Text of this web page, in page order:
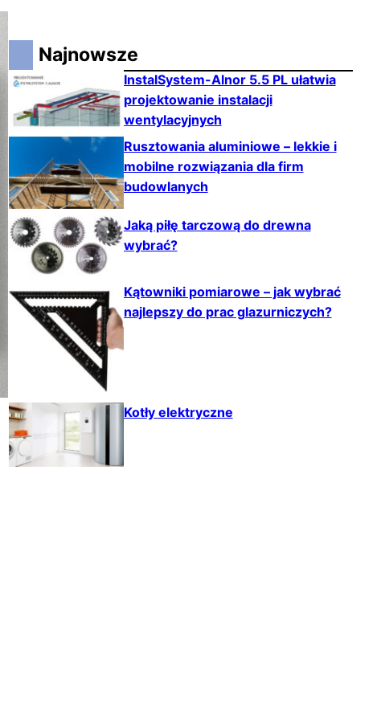
Najnowsze
InstalSystem-Alnor 5.5 PL ułatwia
projektowanie instalacji
wentylacyjnych
Rusztowania aluminiowe – lekkie i
mobilne rozwiązania dla firm
budowlanych
Jaką piłę tarczową do drewna
wybrać?
Kątowniki pomiarowe – jak wybrać
najlepszy do prac glazurniczych?
Kotły elektryczne